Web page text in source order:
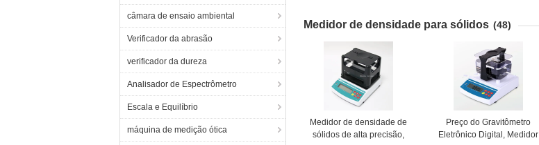
câmara de ensaio ambiental
Verificador da abrasão
verificador da dureza
Analisador de Espectrômetro
Escala e Equilíbrio
máquina de medição ótica
de Ouro DE-120K
Ouro e Prata AU-200K
Medidor de densidade para sólidos (48)
Medidor de densidade de
sólidos de alta precisão,
Preço do Gravitômetro
Eletrônico Digital, Medidor